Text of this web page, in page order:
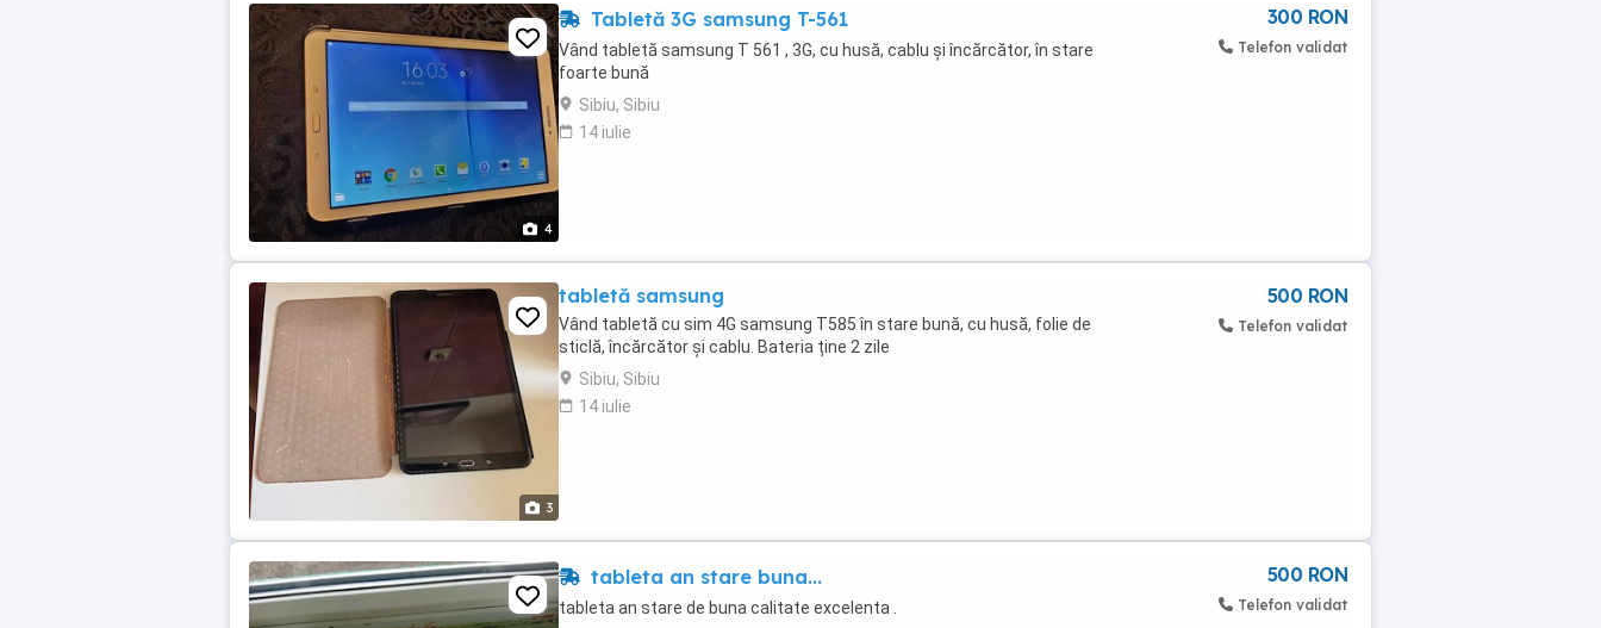
4
Tabletă 3G samsung T-561
Vând tabletă samsung T 561 , 3G, cu husă, cablu și încărcător, în stare
foarte bună
Sibiu, Sibiu
14 iulie
300 RON
Telefon validat
3
tabletă samsung
Vând tabletă cu sim 4G samsung T585 în stare bună, cu husă, folie de
sticlă, încărcător și cablu. Bateria ține 2 zile
Sibiu, Sibiu
14 iulie
500 RON
Telefon validat
tableta an stare buna...
tableta an stare de buna calitate excelenta .
500 RON
Telefon validat